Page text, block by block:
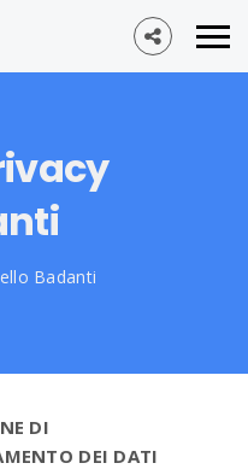
Badanti
DI
DEI DATI